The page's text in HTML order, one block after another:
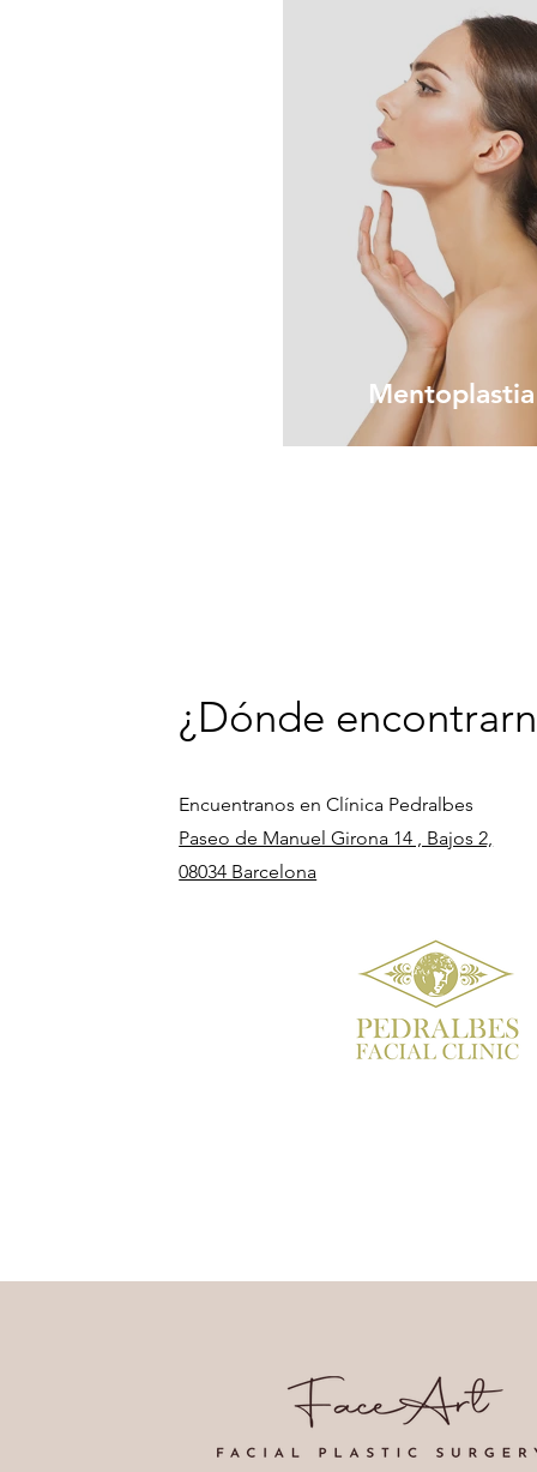
Mentoplastia
¿Dónde
Encuentranos en Clínica Pedralbes
Paseo de Manuel Girona 14 , Bajos 2,
08034 Barcelona